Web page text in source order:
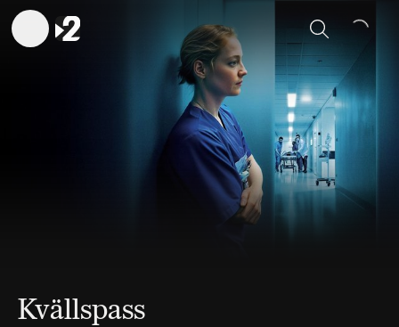
Sök
Kvällspass